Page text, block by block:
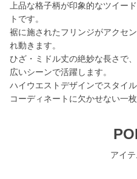
上品な格子柄が印象的なツイー
トです。
裾に施されたフリンジがアクセ
れ動きます。
ひざ・ミドル丈の絶妙な長さで
広いシーンで活躍します。
ハイウエストデザインでスタイ
コーディネートに欠かせない一枚
アイ